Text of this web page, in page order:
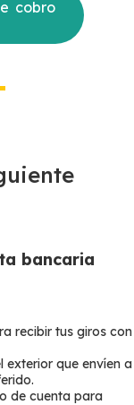
cobro
bancaria
recibir tus giros con
exterior que envíen a
de cuenta para